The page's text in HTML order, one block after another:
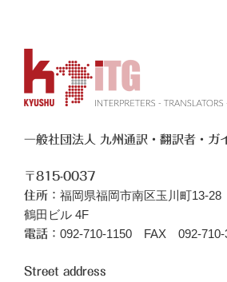
一般社団法人 九州通訳・翻訳者・ガ
〒815-0037
住所： 福岡県福岡市南区玉川町13-28
鶴田ビル 4F
電話： 092-710-1150 FAX 092-710-
Street address